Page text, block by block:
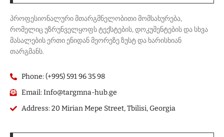
პროფესიონალური მთარგმნელობითი მომსახურება,
რომელიც უზრუნველყოფს ტექსტების, დოკუმენტების და სხვა
მასალების ერთი ენიდან მეორეზე ზუსტ და ხარისხიან
თარგმანს.
Phone: (+995) 591 96 35 98
Email: Info@targmna-hub.ge
Address: 20 Mirian Mepe Street, Tbilisi, Georgia